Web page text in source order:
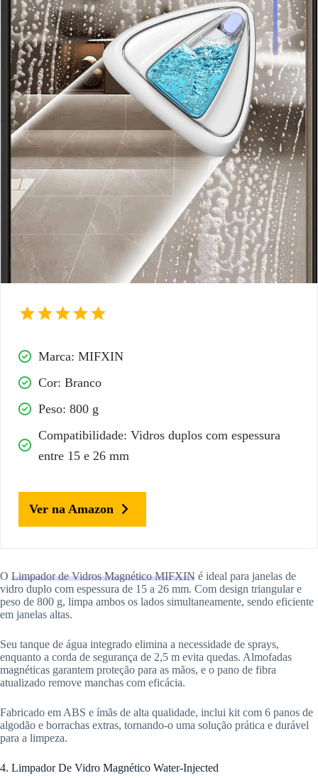
Marca: MIFXIN
Cor: Branco
Peso: 800 g
Compatibilidade: Vidros duplos com espessura
entre 15 e 26 mm
Ver na Amazon
O Limpador de Vidros Magnético MIFXIN é ideal para janelas de
vidro duplo com espessura de 15 a 26 mm. Com design triangular e
peso de 800 g, limpa ambos os lados simultaneamente, sendo eficiente
em janelas altas.
Seu tanque de água integrado elimina a necessidade de sprays,
enquanto a corda de segurança de 2,5 m evita quedas. Almofadas
magnéticas garantem proteção para as mãos, e o pano de fibra
atualizado remove manchas com eficácia.
Fabricado em ABS e ímãs de alta qualidade, inclui kit com 6 panos de
algodão e borrachas extras, tornando-o uma solução prática e durável
para a limpeza.
4. Limpador De Vidro Magnético Water-Injected